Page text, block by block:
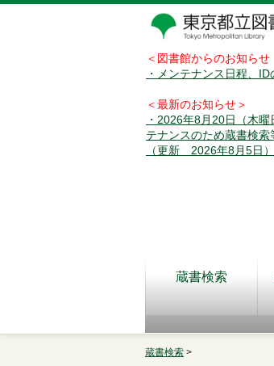
＜図書館からのお知ら
・メンテナンス日程、
＜最新のお知らせ＞
・2026年8月20日（木
テナンスのため蔵書検索
（更新 2026年8月5日）
蔵書検索
蔵書検索 >